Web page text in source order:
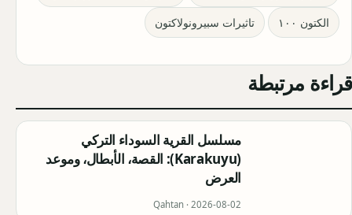
الكتون ١٠٠ تاثيرات سبيرونولاكتون
قراءة مرتبطة
مسلسل القرية السوداء التركي
(Karakuyu): القصة، الأبطال، وموعد
العرض
Qahtan · 2026-08-02